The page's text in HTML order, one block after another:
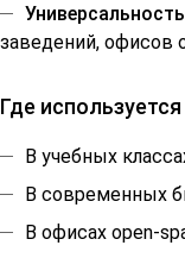
заведений, офисов
Где
В учебных
В современных
В офисах open-